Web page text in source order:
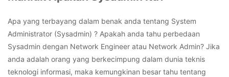
Apa yang terbayang dalam benak anda tentang System
Administrator (Sysadmin) ? Apakah anda tahu perbedaan
Sysadmin dengan Network Engineer atau Network Admin? Jika
anda adalah orang yang berkecimpung dalam dunia teknis
teknologi informasi, maka kemungkinan besar tahu tentang